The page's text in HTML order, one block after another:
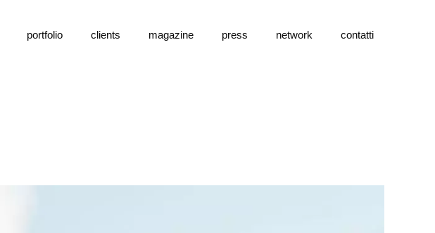
portfolio clients magazine press network contatti